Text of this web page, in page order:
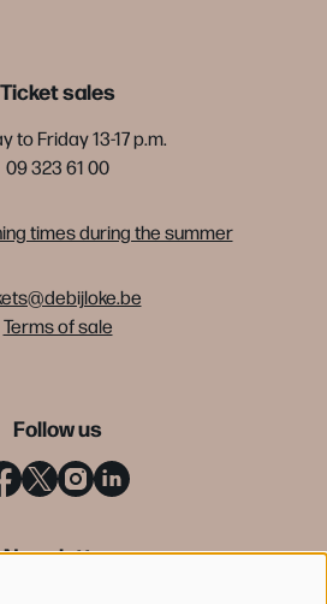
Ticket sales
to Friday 13-17 p.m.
09 323 61 00
times during the summer
Terms of sale
Follow us
Newsletter